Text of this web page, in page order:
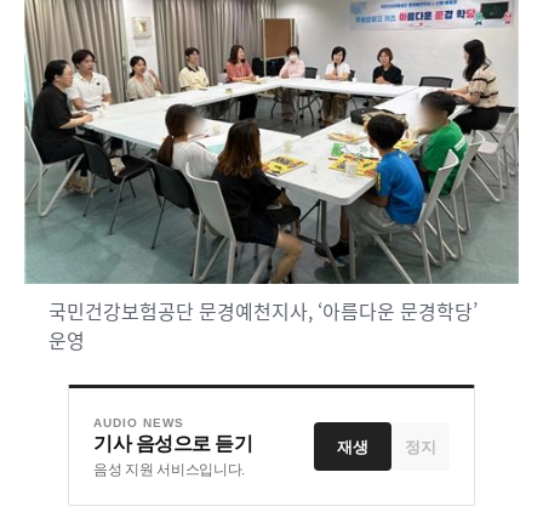
국민건강보험공단 문경예천지사, ‘아름다운 문경학당’
운영
AUDIO NEWS
기사 음성으로 듣기
음성 지원 서비스입니다.
재생 정지